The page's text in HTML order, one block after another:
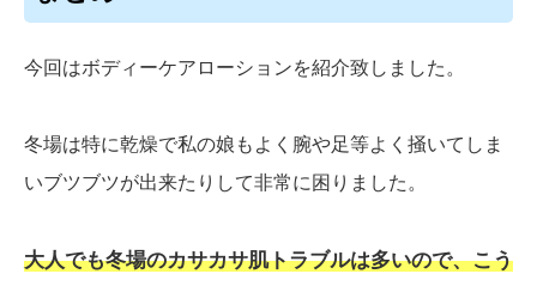
今回はボディーケアローションを紹介致しました。
冬場は特に乾燥で私の娘もよく腕や足等よく掻いてしま
いブツブツが出来たりして非常に困りました。
大人でも冬場のカサカサ肌トラブルは多いので、こう